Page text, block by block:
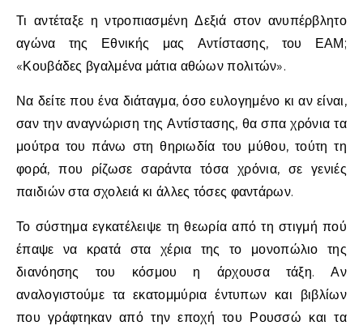
Τι αντέταξε η ντροπιασμένη Δεξιά στον ανυπέρβλητο
αγώνα της Εθνικής μας Αντίστασης, του ΕΑΜ;
«Κουβάδες βγαλμένα μάτια αθώων πολιτών».
Να δείτε που ένα διάταγμα, όσο ευλογημένο κι αν είναι,
σαν την αναγνώριση της Αντίστασης, θα σπα χρόνια τα
μούτρα του πάνω στη θηριωδία του μύθου, τούτη τη
φορά, που ρίζωσε σαράντα τόσα χρόνια, σε γενιές
παιδιών στα σχολειά κι άλλες τόσες φαντάρων.
Το σύστημα εγκατέλειψε τη θεωρία από τη στιγμή πού
έπαψε να κρατά στα χέρια της το μονοπώλιο της
διανόησης του κόσμου η άρχουσα τάξη. Αν
αναλογιστούμε τα εκατομμύρια έντυπων και βιβλίων
που γράφτηκαν από την εποχή του Ρουσσώ και τα